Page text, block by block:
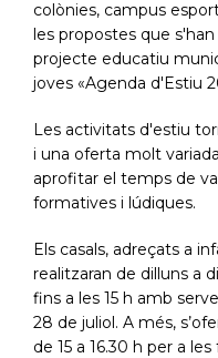
colònies, campus
les propostes que
projecte educatiu
joves «Agenda d'Estiu
Les activitats d'estiu
i una oferta molt
aprofitar el temps de
formatives i lúdiques.
Els casals, adreçats a
realitzaran de dilluns a
fins a les 15 h amb
28 de juliol. A més,
de 15 a 16.30 h per a